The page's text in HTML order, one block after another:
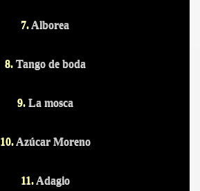
7. Alborea
8.Tango de boda
9.La mosca
10. Azúcar Moreno
11.Adagio